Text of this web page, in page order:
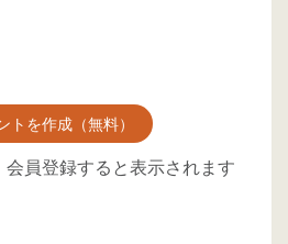
トを作成（無料）
員登録すると表示されます